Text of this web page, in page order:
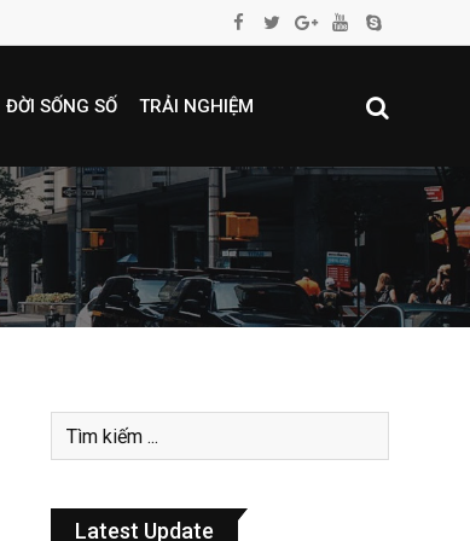
ĐỜI SỐNG SỐ TRẢI NGHIỆM
Latest Update